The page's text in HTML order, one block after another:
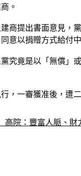
。
商提出書面意見，
意以捐贈方式給付
究竟是以「無償」
，一審獲准後，遭
高院：豐富人脈、財